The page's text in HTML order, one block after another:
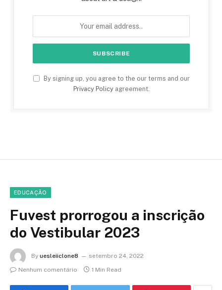
By signing up, you agree to the our terms and our
Privacy Policyagreement.
EDUCAÇÃO
Fuvest prorrogou a inscrição
do Vestibular 2023
By uesleiiclone8
setembro 24, 2022
Nenhum comentário
1 Min Read